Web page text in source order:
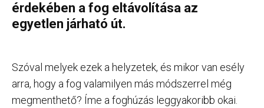
érdekében a fog eltávolítása az
egyetlen járható út.
Szóval melyek ezek a helyzetek, és mikor van esély
arra, hogy a fog valamilyen más módszerrel még
megmenthető? Íme a foghúzás leggyakoribb okai.